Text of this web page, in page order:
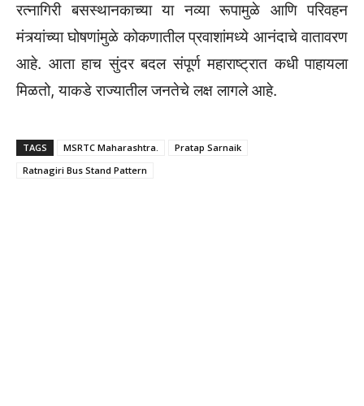
रत्नागिरी बसस्थानकाच्या या नव्या रूपामुळे आणि परिवहन
मंत्र्यांच्या घोषणांमुळे कोकणातील प्रवाशांमध्ये आनंदाचे वातावरण
आहे. आता हाच सुंदर बदल संपूर्ण महाराष्ट्रात कधी पाहायला
मिळतो, याकडे राज्यातील जनतेचे लक्ष लागले आहे.
TAGS MSRTC Maharashtra.
Pratap Sarnaik
Ratnagiri Bus Stand Pattern